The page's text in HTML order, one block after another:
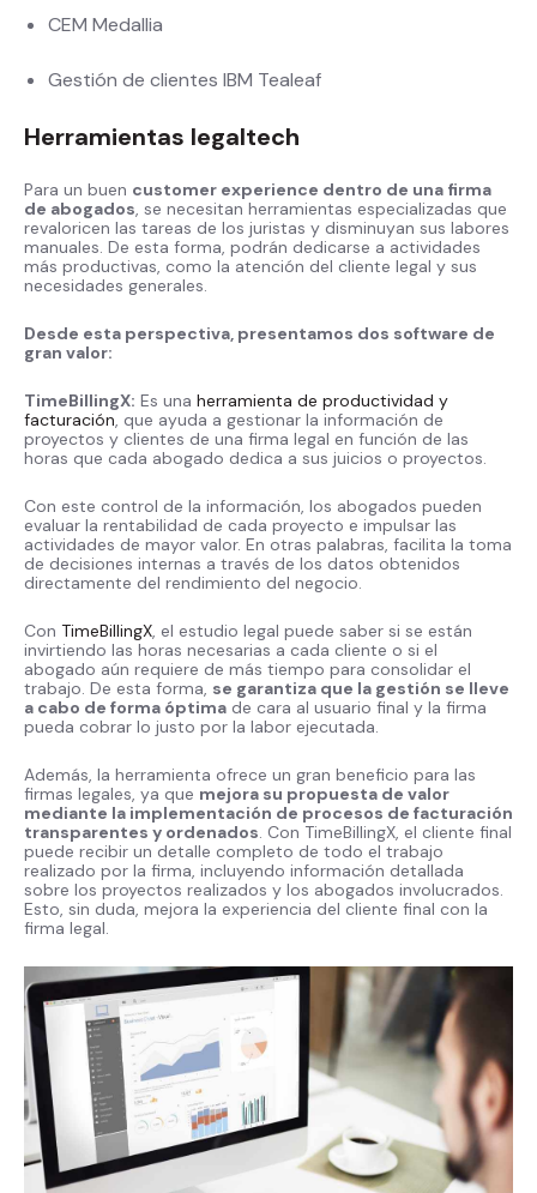
CEM Medallia
Gestión de clientes IBM Tealeaf
Herramientas legaltech
Para un buen customer experience dentro de una firma
de abogados , se necesitan herramientas especializadas que
revaloricen las tareas de los juristas y disminuyan sus labores
manuales. De esta forma, podrán dedicarse a actividades
más productivas, como la atención del cliente legal y sus
necesidades generales.
Desde esta perspectiva, presentamos dos software de
gran valor:
TimeBillingX: Es una herramienta de productividad y
facturación , que ayuda a gestionar la información de
proyectos y clientes de una firma legal en función de las
horas que cada abogado dedica a sus juicios o proyectos.
Con este control de la información, los abogados pueden
evaluar la rentabilidad de cada proyecto e impulsar las
actividades de mayor valor. En otras palabras, facilita la toma
de decisiones internas a través de los datos obtenidos
directamente del rendimiento del negocio.
Con TimeBillingX , el estudio legal puede saber si se están
invirtiendo las horas necesarias a cada cliente o si el
abogado aún requiere de más tiempo para consolidar el
trabajo. De esta forma, se garantiza que la gestión se lleve
a cabo de forma óptima de cara al usuario final y la firma
pueda cobrar lo justo por la labor ejecutada.
Además, la herramienta ofrece un gran beneficio para las
firmas legales, ya que mejora su propuesta de valor
mediante la implementación de procesos de facturación
transparentes y ordenados . Con TimeBillingX, el cliente final
puede recibir un detalle completo de todo el trabajo
realizado por la firma, incluyendo información detallada
sobre los proyectos realizados y los abogados involucrados.
Esto, sin duda, mejora la experiencia del cliente final con la
firma legal.